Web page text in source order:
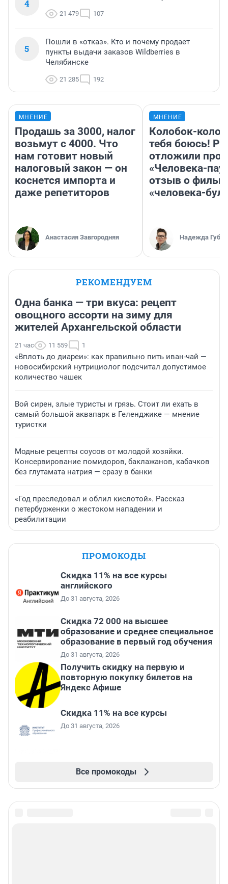
4
21 479 107
5
Пошли в «отказ». Кто и почему продает
пункты выдачи заказов Wildberries в
Челябинске
21 285 192
МНЕНИЕ
Продашь за 3000, налог
возьмут с 4000. Что
нам готовит новый
налоговый закон — он
коснется импорта и
даже репетиторов
Анастасия Завгородняя
МНЕНИЕ
Колобок-
тебя боюсь!
отложили
«Человека-
отзыв о
«человека-
Надежда
РЕКОМЕНДУЕМ
Одна банка — три вкуса: рецепт
овощного ассорти на зиму для
жителей Архангельской области
21 час 11 559 1
«Вплоть до диареи»: как правильно пить иван-чай —
новосибирский нутрициолог подсчитал допустимое
количество чашек
Вой сирен, злые туристы и грязь. Стоит ли ехать в
самый большой аквапарк в Геленджике — мнение
туристки
Модные рецепты соусов от молодой хозяйки.
Консервирование помидоров, баклажанов, кабачков
без глутамата натрия — сразу в банки
«Год преследовал и облил кислотой». Рассказ
петербурженки о жестоком нападении и
реабилитации
ПРОМОКОДЫ
Скидка 11% на все курсы
английского
До 31 августа, 2026
Скидка 72 000 на высшее
образование и среднее специальное
образование в первый год обучения
До 31 августа, 2026
Получить скидку на первую и
повторную покупку билетов на
Яндекс Афише
Скидка 11% на все курсы
До 31 августа, 2026
Все промокоды